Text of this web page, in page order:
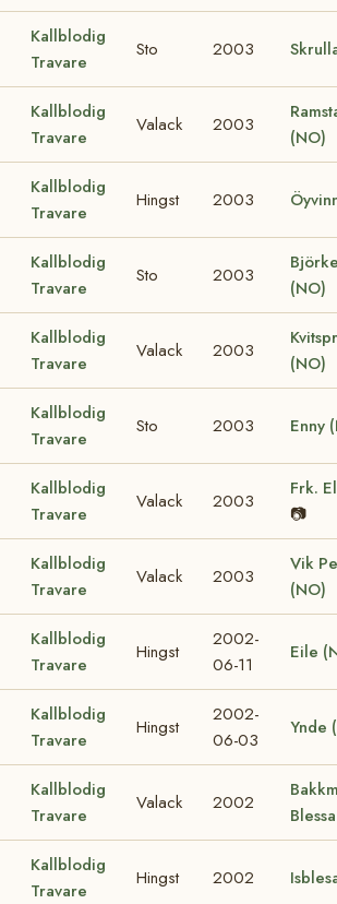
Kallblodig
Travare
Sto 2003
Kallblodig
Travare
Valack 2003
(NO)
Kallblodig
Travare
Hingst 2003
Kallblodig
Travare
Sto 2003
(NO)
Kallblodig
Travare
Valack 2003
(NO)
Kallblodig
Travare
Sto 2003 Enny
Kallblodig
Travare
Valack 2003
Frk.
📷
Kallblodig
Travare
Valack 2003
Vik
(NO)
Kallblodig
Travare
Hingst
2002-
06-11
Eile
Kallblodig
Travare
Hingst
2002-
06-03
Ynde
Kallblodig
Travare
Valack 2002
Kallblodig
Travare
Hingst 2002